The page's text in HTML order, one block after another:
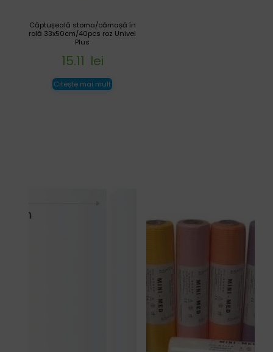
Căptușeală stoma/cămașă în
rolă 33x50cm/40pcs roz Univel
Plus
15.11 lei
Citește mai mult